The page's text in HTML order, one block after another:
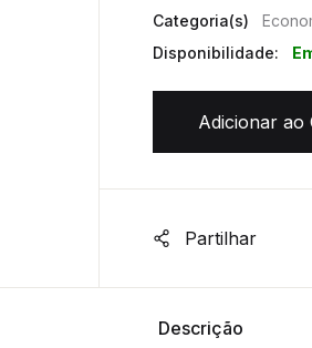
Categoria(s)
Disponibilidade:
Adicionar ao
Partilhar
Descrição